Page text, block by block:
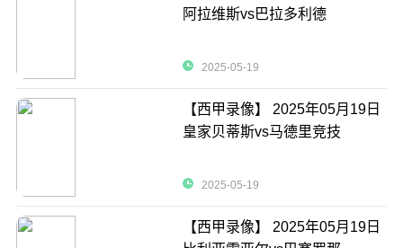
阿拉维斯vs巴拉多利德
2025-05-19
【西甲录像】 2025年05月19日
皇家贝蒂斯vs马德里竞技
2025-05-19
【西甲录像】 2025年05月19日